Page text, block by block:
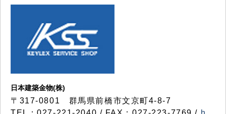
日本建築金物(株)
〒317‐0801 群馬県前橋市文京町4-8-7